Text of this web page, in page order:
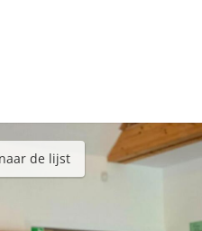
de lijst